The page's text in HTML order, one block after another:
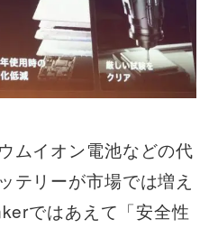
ムイオン電池などの代
テリーが市場では増え
ではあえて「安全性